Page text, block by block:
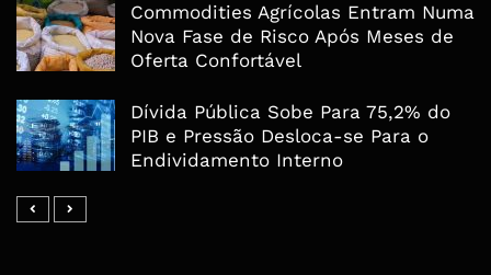
Commodities Agrícolas Entram Numa
Nova Fase de Risco Após Meses de
Oferta Confortável
Dívida Pública Sobe Para 75,2% do
PIB e Pressão Desloca-se Para o
Endividamento Interno